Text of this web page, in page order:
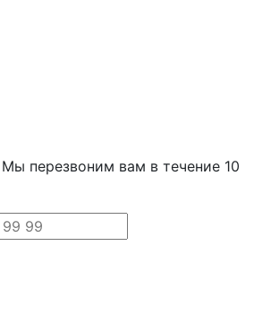
перезвоним вам в течение 10